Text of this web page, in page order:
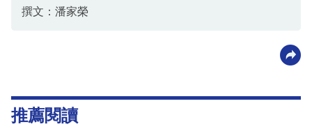
撰文：潘家榮
推薦閱讀